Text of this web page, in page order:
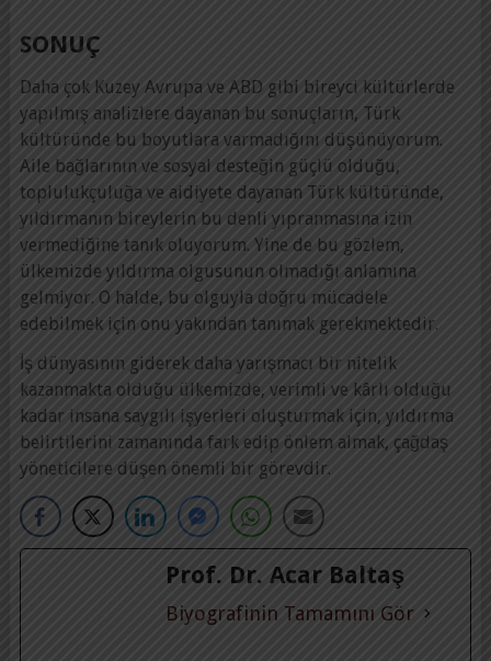
SONUÇ
Daha çok Kuzey Avrupa ve ABD gibi bireyci kültürlerde
yapılmış analizlere dayanan bu sonuçların, Türk
kültüründe bu boyutlara varmadığını düşünüyorum.
Aile bağlarının ve sosyal desteğin güçlü olduğu,
toplulukçuluğa ve aidiyete dayanan Türk kültüründe,
yıldırmanın bireylerin bu denli yıpranmasına izin
vermediğine tanık oluyorum. Yine de bu gözlem,
ülkemizde yıldırma olgusunun olmadığı anlamına
gelmiyor. O halde, bu olguyla doğru mücadele
edebilmek için onu yakından tanımak gerekmektedir.
İş dünyasının giderek daha yarışmacı bir nitelik
kazanmakta olduğu ülkemizde, verimli ve kârlı olduğu
kadar insana saygılı işyerleri oluşturmak için, yıldırma
belirtilerini zamanında fark edip önlem almak, çağdaş
yöneticilere düşen önemli bir görevdir.
Prof. Dr. Acar Baltaş
Biyografinin Tamamını Gör